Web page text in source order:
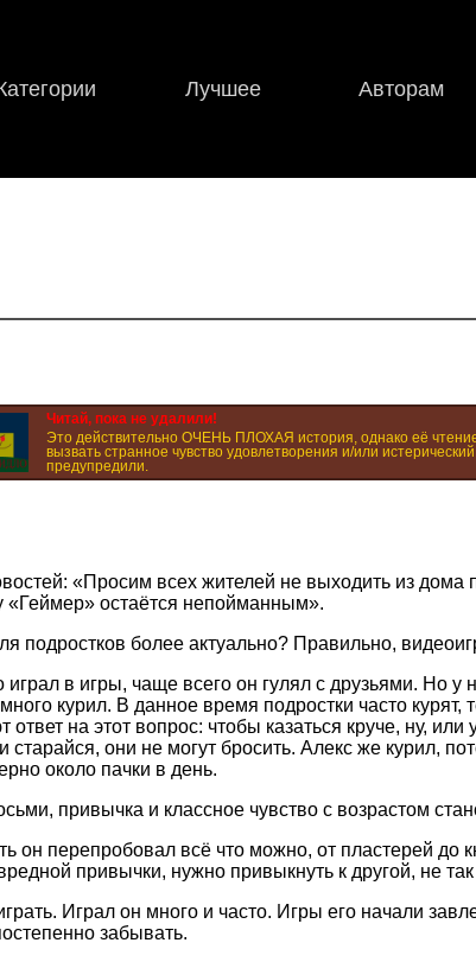
Лучшее Авторам
Читай, пока не удалили!
Это действительно ОЧЕНЬ ПЛОХАЯ история, однако её
вызвать странное чувство удовлетворения и/или
предупредили.
«Просим всех жителей не выходить из дома
«Геймер» остаётся непойманным».
подростков более актуально? Правильно,
в игры, чаще всего он гулял с друзьями. Но у
курил. В данное время подростки часто курят,
на этот вопрос: чтобы казаться круче, ну, или
старайся, они не могут бросить. Алекс же курил,
около пачки в день.
привычка и классное чувство с возрастом
он перепробовал всё что можно, от пластерей до
привычки, нужно привыкнуть к другой, не
Играл он много и часто. Игры его начали
забывать.